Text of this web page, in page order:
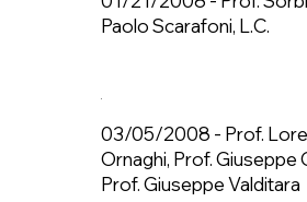
Paolo Scarafoni, L.C.
03/05/2008 - Prof.
Ornaghi, Prof. Giuseppe
Prof. Giuseppe Valditara